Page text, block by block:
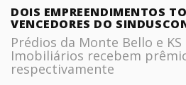
DOIS EMPREENDIMENTOS
VENCEDORES DO
Prédios da Monte Bello e
Imobiliários recebem
respectivamente